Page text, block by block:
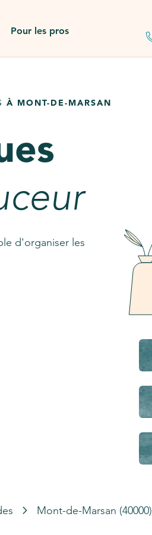
Pour les pros
À MONT-DE-MARSAN
d'organiser les
Mont-de-Marsan (40000)